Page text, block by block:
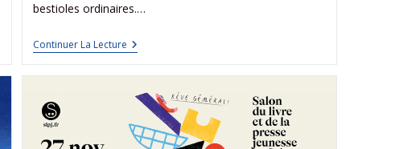
bestioles ordinaires.…
Continuer La Lecture